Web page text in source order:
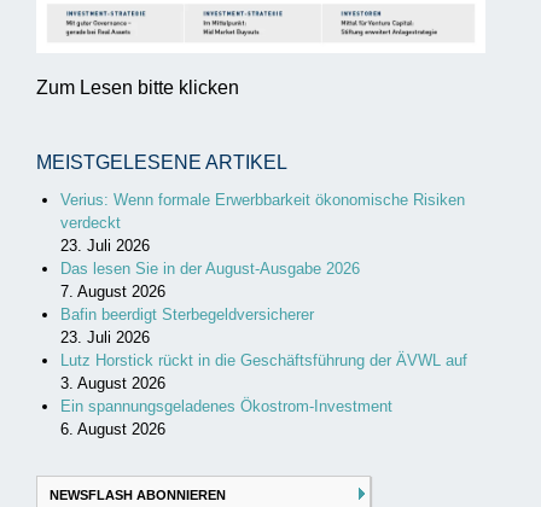
Zum Lesen bitte klicken
MEISTGELESENE ARTIKEL
Verius: Wenn formale Erwerbbarkeit ökonomische Risiken
verdeckt
23. Juli 2026
Das lesen Sie in der August-Ausgabe 2026
7. August 2026
Bafin beerdigt Sterbegeldversicherer
23. Juli 2026
Lutz Horstick rückt in die Geschäftsführung der ÄVWL auf
3. August 2026
Ein spannungsgeladenes Ökostrom-Investment
6. August 2026
NEWSFLASH ABONNIEREN